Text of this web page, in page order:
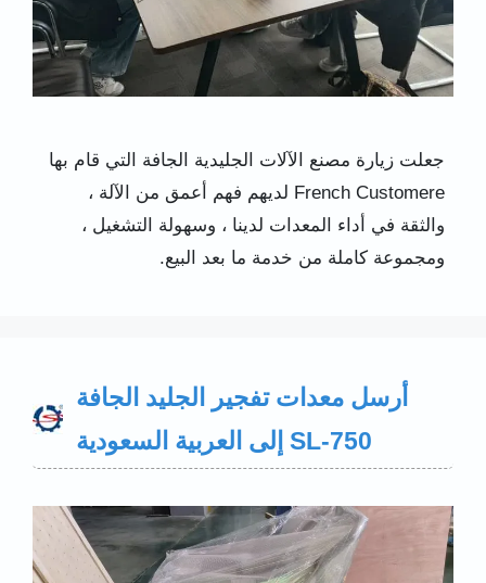
جعلت زيارة مصنع الآلات الجليدية الجافة التي قام بها
French Customere لديهم فهم أعمق من الآلة ،
والثقة في أداء المعدات لدينا ، وسهولة التشغيل ،
ومجموعة كاملة من خدمة ما بعد البيع.
أرسل معدات تفجير الجليد الجافة
SL-750 إلى العربية السعودية